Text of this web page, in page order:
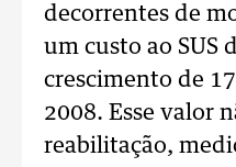
decorrentes de
um custo ao SUS
crescimento de
2008. Esse valor
reabilitação,